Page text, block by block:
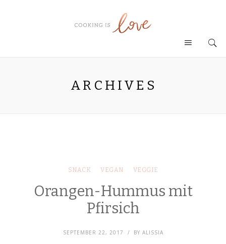
ARCHIVES
SNACK VEGAN VEGGIE
Orangen-Hummus mit
Pfirsich
SEPTEMBER 22, 2017 BY ALISSIA